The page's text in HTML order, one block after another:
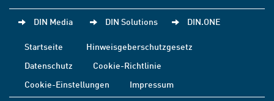
DIN Media DIN Solutions DIN.ONE
Startseite
Hinweisgeberschutzgesetz
Datenschutz
Cookie-Richtlinie
Cookie-Einstellungen
Impressum